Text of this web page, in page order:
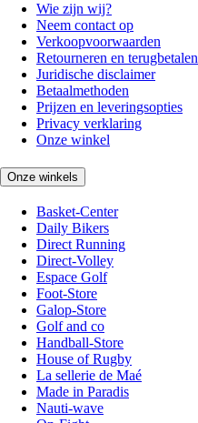
Wie zijn wij?
Neem contact op
Verkoopvoorwaarden
Retourneren en terugbetalen
Juridische disclaimer
Betaalmethoden
Prijzen en leveringsopties
Privacy verklaring
Onze winkel
Onze winkels
Basket-Center
Daily Bikers
Direct Running
Direct-Volley
Espace Golf
Foot-Store
Galop-Store
Golf and co
Handball-Store
House of Rugby
La sellerie de Maé
Made in Paradis
Nauti-wave